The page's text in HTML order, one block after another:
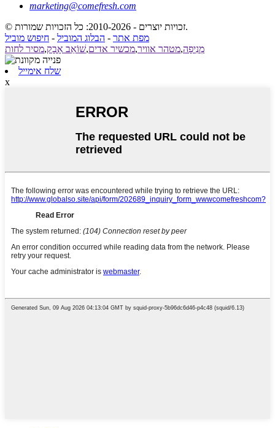
marketing@comefresh.com
© זכויות יוצרים - 2010-2026: כל הזכויות שמורות.
מפת אתר - הבלוג המוביל - חיפוש מוביל
מְנִיפָה,מטהר אוויר,מכשיר אדים,שׁוֹאֵב אָבָק,מסיר לחות
שלח אימייל
x